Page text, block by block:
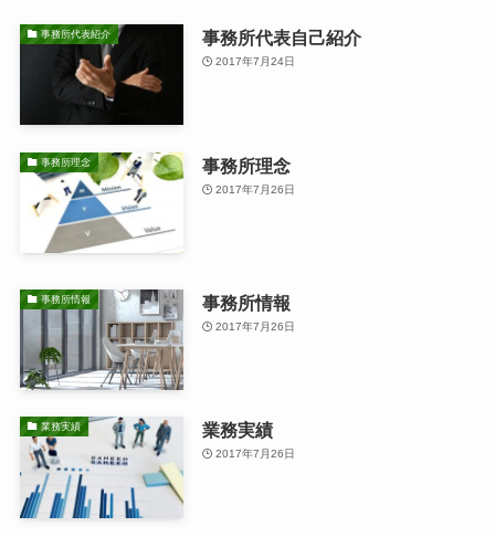
事務所代表紹介 事務所代表自己紹介
2017年7月24日
事務所理念 事務所理念
2017年7月26日
事務所情報 事務所情報
2017年7月26日
業務実績 業務実績
2017年7月26日